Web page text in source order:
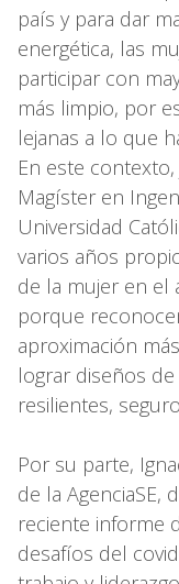
país y para dar
energética, las
participar con
más limpio, por
lejanas a lo que
En este contexto,
Magíster en
Universidad
varios años
de la mujer en el
porque
aproximación
lograr diseños
resilientes,
Por su parte,
de la AgenciaSE,
reciente informe
desafíos del